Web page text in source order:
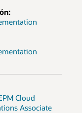
Cloud
Associate